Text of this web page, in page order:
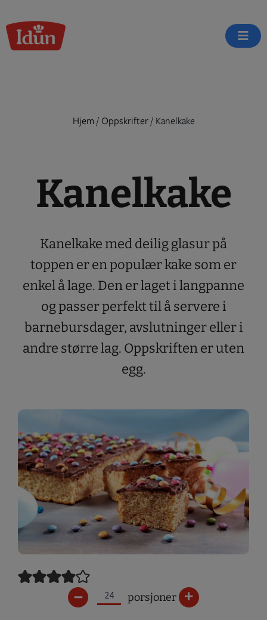
to
content
Hjem / Oppskrifter/ Kanelkake
Kanelkake
Kanelkake med deilig glasur på
toppen er en populær kake som er
enkel å lage. Den er laget i langpanne
og passer perfekt til å servere i
barnebursdager, avslutninger eller i
andre større lag. Oppskriften er uten
egg.
porsjoner
– +